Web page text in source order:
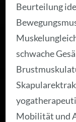
Beurteilung
schwache
Mobilität und